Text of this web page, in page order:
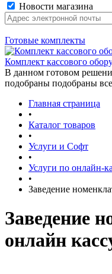
Новости магазина
Готовые комплекты
Комплект кассового
В данном готовом
подобраны подобраны
Главная страница
•
Каталог товаров
•
Услуги и Софт
•
Услуги по онлайн-
•
Заведение
Заведение
онлайн